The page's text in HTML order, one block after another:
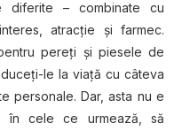
diferite – combinate cu
atracție și farmec.
pereți și piesele de
le la viață cu câteva
personale. Dar, asta nu e
în cele ce urmează, să